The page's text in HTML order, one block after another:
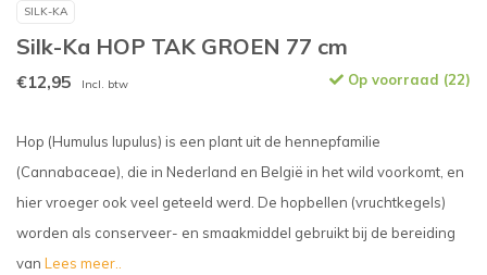
SILK-KA
Silk-Ka HOP TAK GROEN 77 cm
€12,95 Incl. btw Op voorraad (22)
Hop (Humulus lupulus) is een plant uit de hennepfamilie
(Cannabaceae), die in Nederland en België in het wild voorkomt, en
hier vroeger ook veel geteeld werd. De hopbellen (vruchtkegels)
worden als conserveer- en smaakmiddel gebruikt bij de bereiding
van Lees meer..